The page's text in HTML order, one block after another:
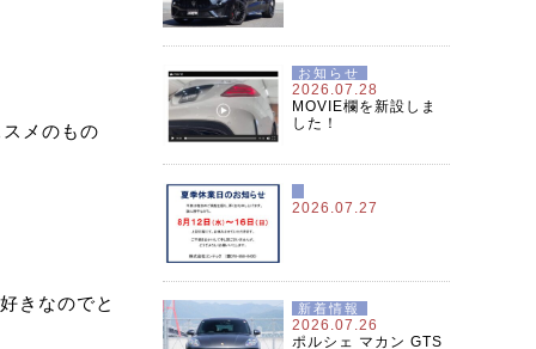
メのもの
きなのでと
お知らせ
2026.07.28
MOVIE欄を新設しま
した！
2026.07.27
新着情報
2026.07.26
ポルシェ マカン GTS